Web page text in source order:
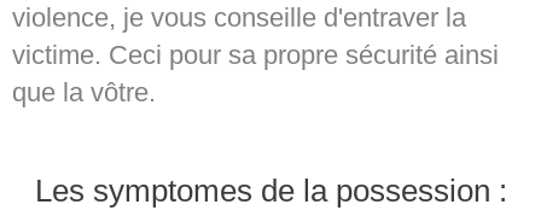
violence, je vous conseille d'entraver la
victime. Ceci pour sa propre sécurité ainsi
que la vôtre.
Les symptomes de la possession :